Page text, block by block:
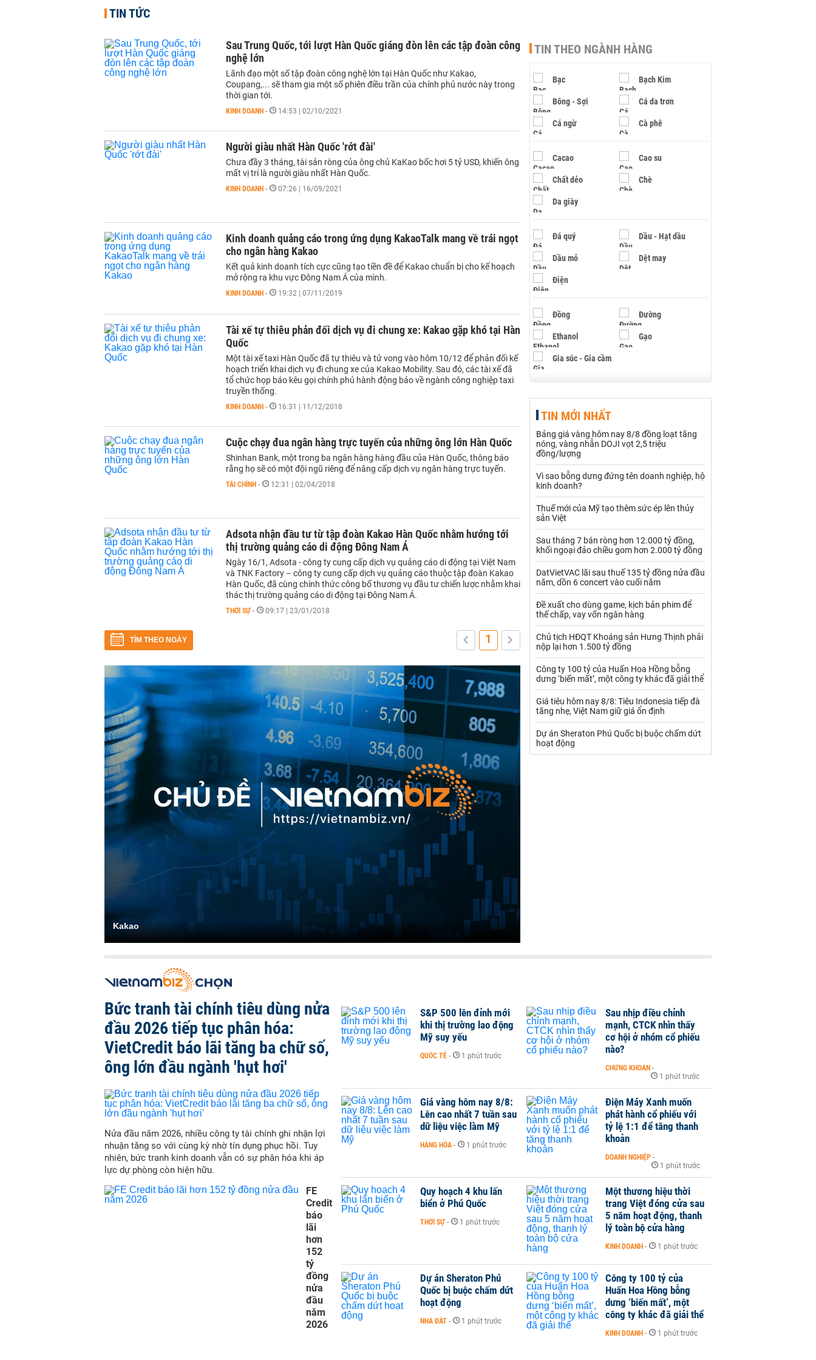
TIN TỨC
Sau Trung Quốc, tới lượt Hàn Quốc giáng đòn lên các tập đoàn công
nghệ lớn
Lãnh đạo một số tập đoàn công nghệ lớn tại Hàn Quốc như Kakao,
Coupang,... sẽ tham gia một số phiên điều trần của chính phủ nước này trong
thời gian tới.
KINH DOANH - 14:53 | 02/10/2021
Người giàu nhất Hàn Quốc 'rớt đài'
Chưa đầy 3 tháng, tài sản ròng của ông chủ KaKao bốc hơi 5 tỷ USD, khiến ông
mất vị trí là người giàu nhất Hàn Quốc.
KINH DOANH - 07:26 | 16/09/2021
Kinh doanh quảng cáo trong ứng dụng KakaoTalk mang về trái ngọt
cho ngân hàng Kakao
Kết quả kinh doanh tích cực cũng tạo tiền đề để Kakao chuẩn bị cho kế hoạch
mở rộng ra khu vực Đông Nam Á của mình.
KINH DOANH - 19:32 | 07/11/2019
Tài xế tự thiêu phản đối dịch vụ đi chung xe: Kakao gặp khó tại Hàn
Quốc
Một tài xế taxi Hàn Quốc đã tự thiêu và tử vong vào hôm 10/12 để phản đối kế
hoạch triển khai dịch vụ đi chung xe của Kakao Mobility. Sau đó, các tài xế đã
tổ chức họp báo kêu gọi chính phủ hành động bảo về ngành công nghiệp taxi
truyền thống.
KINH DOANH - 16:31 | 11/12/2018
Cuộc chạy đua ngân hàng trực tuyến của những ông lớn Hàn Quốc
Shinhan Bank, một trong ba ngân hàng hàng đầu của Hàn Quốc, thông báo
rằng họ sẽ có một đội ngũ riêng để nâng cấp dịch vụ ngân hàng trực tuyến.
TÀI CHÍNH - 12:31 | 02/04/2018
Adsota nhận đầu tư từ tập đoàn Kakao Hàn Quốc nhằm hướng tới
thị trường quảng cáo di động Đông Nam Á
Ngày 16/1, Adsota - công ty cung cấp dịch vụ quảng cáo di động tại Việt Nam
và TNK Factory – công ty cung cấp dịch vụ quảng cáo thuộc tập đoàn Kakao
Hàn Quốc, đã cùng chính thức công bố thương vụ đầu tư chiến lược nhằm khai
thác thị trường quảng cáo di động tại Đông Nam Á.
THỜI SỰ - 09:17 | 23/01/2018
TÌM THEO NGÀY 1
Kakao
TIN THEO NGÀNH HÀNG
Bạc Bạch Kim
Bông - Sợi Cá da trơn
Cá ngừ Cà phê
Cacao Cao su
Chất dẻo Chè
Da giày
Đá quý Dầu - Hạt dầu
Dầu mỏ Dệt may
Điện
Đồng Đường
Ethanol Gạo
Gia súc - Gia cầm
Hạt điều
Khí đốt
Kim loại khác Mắc ca
Nhựa - Hạt nhựa
Palladium Phân bón
Rau - Củ -Quả Sắt thép
Sữa
Than Thức ăn chăn nuôi
Thủy hải sản khác
Vàng
VLXD khác Xăng dầu
Xi măng - Clynker
TIN MỚI NHẤT
Bảng giá vàng hôm nay 8/8 đồng loạt tăng
nóng, vàng nhẫn DOJI vọt 2,5 triệu
đồng/lượng
Vì sao bỗng dưng đứng tên doanh nghiệp, hộ
kinh doanh?
Thuế mới của Mỹ tạo thêm sức ép lên thủy
sản Việt
Sau tháng 7 bán ròng hơn 12.000 tỷ đồng,
khối ngoại đảo chiều gom hơn 2.000 tỷ đồng
DatVietVAC lãi sau thuế 135 tỷ đồng nửa đầu
năm, dồn 6 concert vào cuối năm
Đề xuất cho dùng game, kịch bản phim để
thế chấp, vay vốn ngân hàng
Chủ tịch HĐQT Khoáng sản Hưng Thịnh phải
nộp lại hơn 1.500 tỷ đồng
Công ty 100 tỷ của Huấn Hoa Hồng bỗng
dưng ‘biến mất’, một công ty khác đã giải thể
Giá tiêu hôm nay 8/8: Tiêu Indonesia tiếp đà
tăng nhẹ, Việt Nam giữ giá ổn định
Dự án Sheraton Phú Quốc bị buộc chấm dứt
hoạt động
Bức tranh tài chính tiêu dùng nửa
đầu 2026 tiếp tục phân hóa:
VietCredit báo lãi tăng ba chữ số,
ông lớn đầu ngành 'hụt hơi'
Nửa đầu năm 2026, nhiều công ty tài chính ghi nhận lợi
nhuận tăng so với cùng kỳ nhờ tín dụng phục hồi. Tuy
nhiên, bức tranh kinh doanh vẫn có sự phân hóa khi áp
lực dự phòng còn hiện hữu.
FE
Credit
báo
lãi
hơn
152
tỷ
đồng
nửa
đầu
năm
2026
S&P 500 lên đỉnh mới
khi thị trường lao động
Mỹ suy yếu
QUỐC TẾ - 1 phút trước
Sau nhịp điều chỉnh
mạnh, CTCK nhìn thấy
cơ hội ở nhóm cổ phiếu
nào?
CHỨNG KHOÁN -
1 phút trước
Giá vàng hôm nay 8/8:
Lên cao nhất 7 tuần sau
dữ liệu việc làm Mỹ
HÀNG HÓA - 1 phút trước
Điện Máy Xanh muốn
phát hành cổ phiếu với
tỷ lệ 1:1 để tăng thanh
khoản
DOANH NGHIỆP -
1 phút trước
Quy hoạch 4 khu lấn
biển ở Phú Quốc
THỜI SỰ - 1 phút trước
Một thương hiệu thời
trang Việt đóng cửa sau
5 năm hoạt động, thanh
lý toàn bộ cửa hàng
KINH DOANH - 1 phút trước
Dự án Sheraton Phú
Quốc bị buộc chấm dứt
hoạt động
NHÀ ĐẤT - 1 phút trước
Công ty 100 tỷ của
Huấn Hoa Hồng bỗng
dưng ‘biến mất’, một
công ty khác đã giải thể
KINH DOANH - 1 phút trước